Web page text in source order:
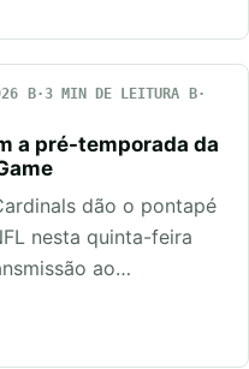
3 MIN DE LEITURA
a pré-temporada da
dão o pontapé
nesta quinta-feira
ao…